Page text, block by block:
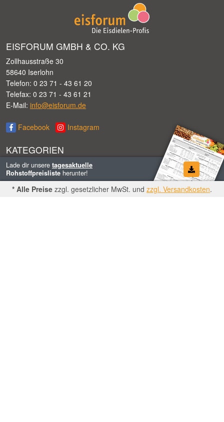
EISFORUM GMBH & CO. KG
Zollhausstraße 30
58640 Iserlohn
Telefon: 0 23 71 - 43 61 20
Telefax: 0 23 71 - 43 61 21
E-Mail: info@eisforum.de
Facebook Instagram
KATEGORIEN
Eisrohstoffe
Speiseeistechnik
Abfülltechnik
Lade dir unsere tagesaktuelle
Rohstoffpreisliste herunter!
* Alle Preise zzgl. gesetzlicher MwSt. und zzgl. Versandkosten.